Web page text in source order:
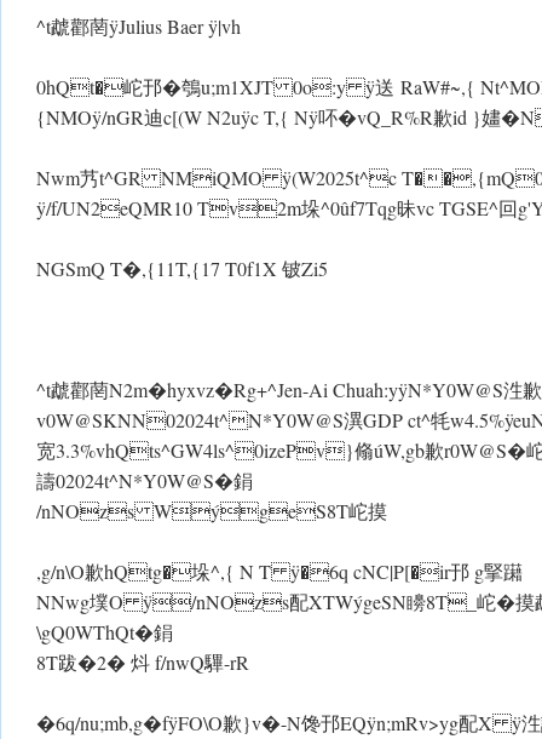
^t虣酄菵ÿJulius Baer ÿ|vh
0hQt�岮邘�鴮u;m1XJT 0o:y ÿ送 RaW#~,{
{NMO ÿ/nGR迪c[(W N2u ÿc T,{ Nÿ吥�vQ_R%R歉id }嫿
Nwm艿t^GR NMiQMO ÿ(W2025t^c
ÿ/f/UN2eQMR10 Tv2m垛^0ûf7Tqg昧vc TGSE^
NGSmQ T�,{11T,{17 T0f1X 铍Zi5
^t虣酄菵N2m�hyxvz�Rg+^Jen-Ai Chuah:y ÿN*Y0W@S
v0W@SKNN02024t^N*Y0W@S潩GDP ct^牦w4.5%
宽3.3%vhQts^GW4ls^0izePv}翛úW,gb歉r0W@S�岮v
譸02024t^N*Y0W@S�鋗
/nNOzs WýgeS8T岮摸
,g/n\O歉hQtg�垛^,{ N T ÿ�6q cNC|P[�ir邘 g掔躤
NNwg墣O ÿ/nNOzs配XT WýgeSN矏8T_岮�摸虣
\gQ0WThQt�鋗
8T跋�2� 炓 f/nwQ驆-rR
�6q/nu;mb,g�f ÿFO\O歉}v�-N馋邘